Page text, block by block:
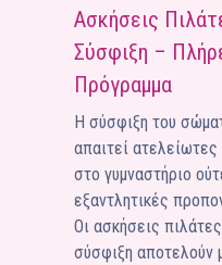
Pilates by Mandy
FACEBOOK N.ΨΥΧΙΚΟΥ
Pilates by Mandy
FACEBOOK N.ΜΑΚΡΗΣ
Pilates by Mandy
FACEBOOK ΚΟΡΥΔΑΛΛΟΥ
Pilates by Mandy
FACEBOOK ΠΕΡΙΣΤΕΡΊΟΥ
Ασκήσεις
Σύσφιξη –
Πρόγραμμα
Η σύσφιξη του
απαιτεί
στο γυμναστήριο
εξαντλητικές
Οι ασκήσεις
σύσφιξη αποτελούν